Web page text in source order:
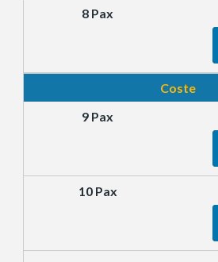
Coste